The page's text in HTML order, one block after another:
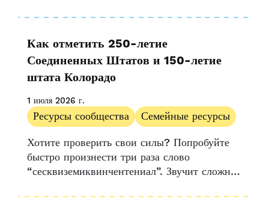
в 1984 году, когда президент...
Как отметить 250-летие
Соединенных Штатов и 150-летие
штата Колорадо
1 июля 2026 г.
Ресурсы сообщества
Семейные ресурсы
Хотите проверить свои силы? Попробуйте
быстро произнести три раза слово
“сесквиземиквинчентениал”. Звучит сложно,
150-летие и 250-летие...